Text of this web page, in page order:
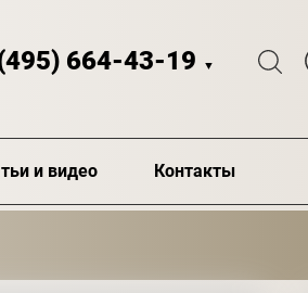
664-43-19 ▼
и видео Контакты